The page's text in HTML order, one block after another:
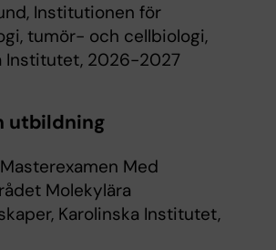
Institutionen för
tumör- och cellbiologi,
Institutet, 2026-2027
utbildning
Med
Molekylära
Karolinska Institutet,